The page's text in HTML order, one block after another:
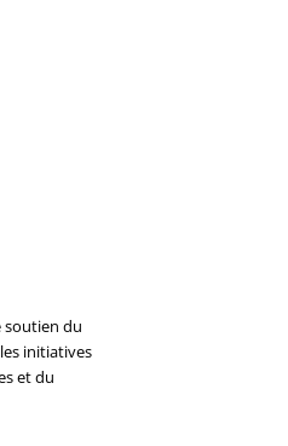
soutien du
initiatives
et du